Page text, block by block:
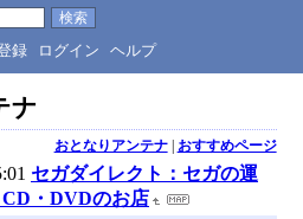
録 ログイン ヘルプ
ナ
おとなりアンテナ| おすすめページ
セガダイレクト：セガの運
・DVDのお店